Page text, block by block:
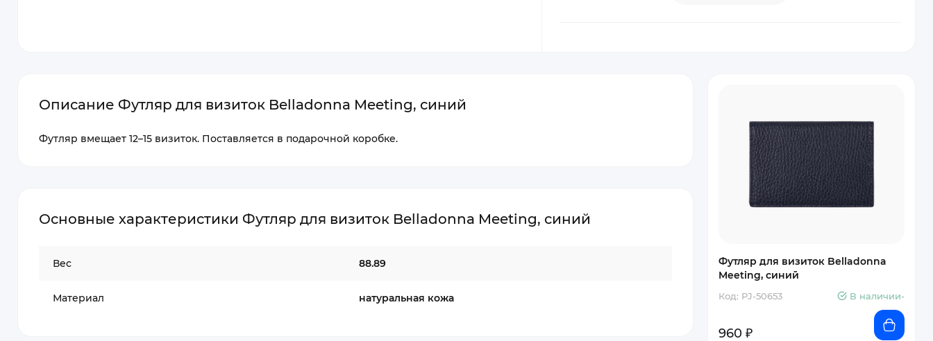
Описание Футляр для визиток Belladonna Meeting, синий
Футляр вмещает 12–15 визиток. Поставляется в подарочной коробке.
Основные характеристики Футляр для визиток Belladonna Meeting, синий
Вес 88.89
Материал натуральная кожа
Футляр для визиток Belladonna
Meeting, синий
Код: PJ-50653 В наличии-
960 ₽